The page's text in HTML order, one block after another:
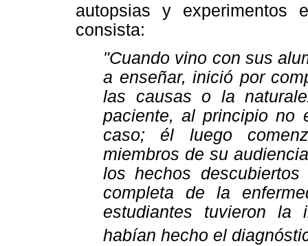
autopsias y experimentos
consista:
"Cuando vino con sus
a enseñar, inició por
las causas o la
paciente, al principio no
caso; él luego
miembros de su
los hechos
completa de la
estudiantes tuvieron la
habían hecho el